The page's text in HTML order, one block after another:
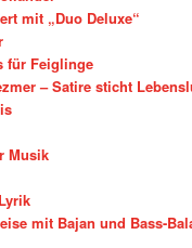
mit „Duo Deluxe“
für Feiglinge
– Satire sticht
Musik
mit Bajan und Bass-